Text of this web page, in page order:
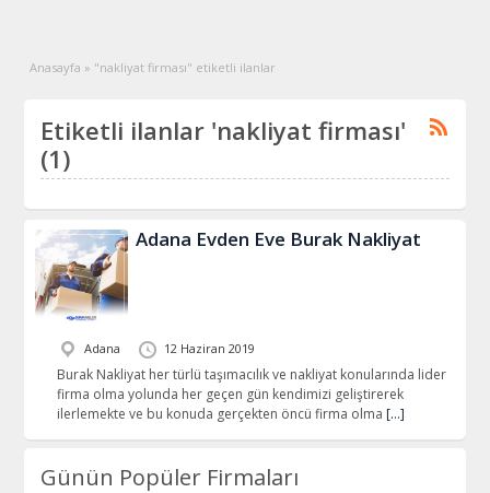
Anasayfa » "nakliyat firması" etiketli ilanlar
Etiketli ilanlar 'nakliyat firması'
(1)
Adana Evden Eve Burak Nakliyat
Adana 12 Haziran 2019
Burak Nakliyat her türlü taşımacılık ve nakliyat konularında lider
firma olma yolunda her geçen gün kendimizi geliştirerek
ilerlemekte ve bu konuda gerçekten öncü firma olma […]
Günün Popüler Firmaları